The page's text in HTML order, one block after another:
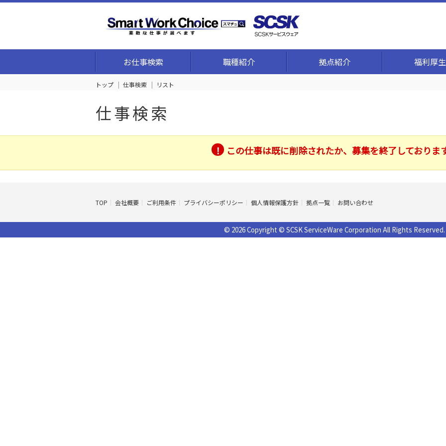
お仕事検索 職種紹介 拠点紹介 福利厚生
トップ 仕事検索 リスト
仕事検索
この仕事は既に削除されたか、募集を終了しておりま
TOP 会社概要 ご利用条件 プライバシーポリシー 個人情報保護方針 拠点一覧 お問い合わせ
© 2026 Copyright © SCSK ServiceWare Corporation All Rights Reserved.